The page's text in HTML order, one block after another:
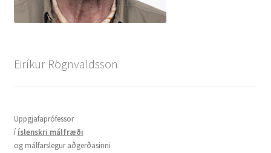
Eiríkur Rögnvaldsson
Uppgjafaprófessor
í íslenskri málfræði
og málfarslegur aðgerðasinni